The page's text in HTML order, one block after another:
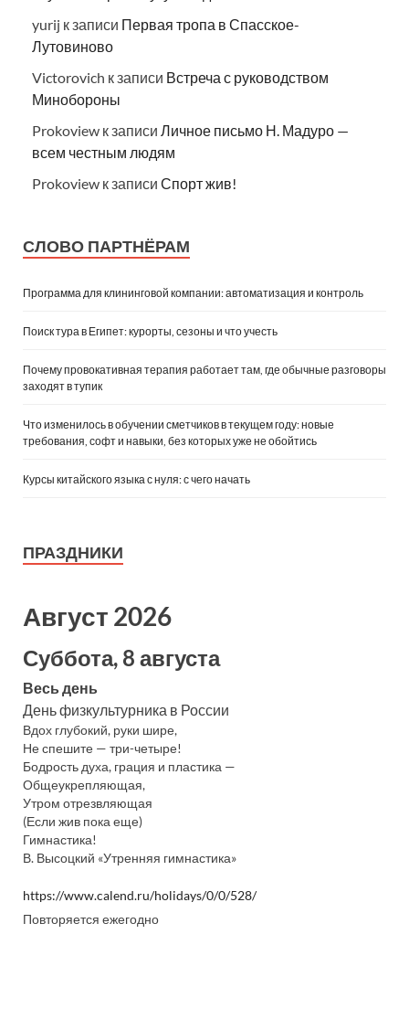
yurij к записи Первая тропа в Спасское-
Лутовиново
Victorovich к записи Встреча с руководством
Минобороны
Prokoview к записи Личное письмо Н. Мадуро —
всем честным людям
Prokoview к записи Спорт жив!
СЛОВО ПАРТНЁРАМ
Программа для клининговой компании: автоматизация и контроль
Поиск тура в Египет: курорты, сезоны и что учесть
Почему провокативная терапия работает там, где обычные разговоры
заходят в тупик
Что изменилось в обучении сметчиков в текущем году: новые
требования, софт и навыки, без которых уже не обойтись
Курсы китайского языка с нуля: с чего начать
ПРАЗДНИКИ
Август 2026
Суббота, 8 августа
Весь день
День физкультурника в России
Вдох глубокий, руки шире,
Не спешите — три-четыре!
Бодрость духа, грация и пластика —
Общеукрепляющая,
Утром отрезвляющая
(Если жив пока еще)
Гимнастика!
В. Высоцкий «Утренняя гимнастика»
https://www.calend.ru/holidays/0/0/528/
Повторяется ежегодно